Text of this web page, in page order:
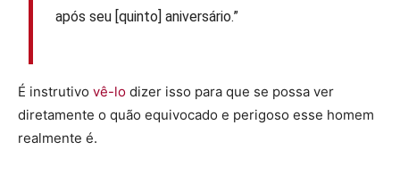
após seu [quinto] aniversário.”
É instrutivo vê-lo dizer isso para que se possa ver
diretamente o quão equivocado e perigoso esse homem
realmente é.